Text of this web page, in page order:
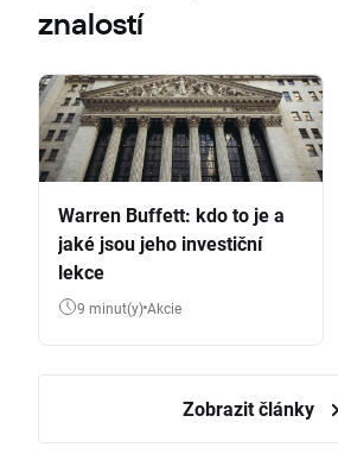
znalostí
Warren Buffett: kdo to je a
jaké jsou jeho investiční
lekce
9 minut(y) Akcie
Zobrazit články